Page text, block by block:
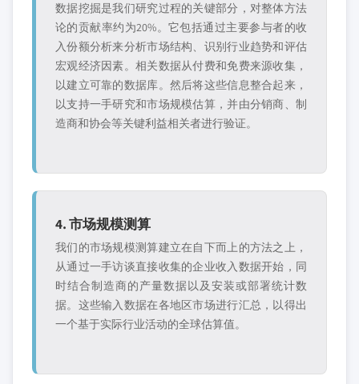
数据挖掘是我们研究过程的关键部分，对整体方法
论的贡献率约为20%。它包括通过主要参与者的收
入份额分析来分析市场结构、识别行业趋势和评估
宏观经济因素。相关数据从付费和免费来源收集，
以建立可靠的数据库。然后将这些信息整合起来，
以支持一手研究和市场规模估算，并由分销商、制
造商和协会等关键利益相关者进行验证。
4. 市场规模测算
我们的市场规模测算建立在自下而上的方法之上，
从通过一手访谈直接收集的企业收入数据开始，同
时结合制造商的产量数据以及安装或部署统计数
据。这些输入数据在各地区市场进行汇总，以得出
一个基于实际行业活动的全球估算值。